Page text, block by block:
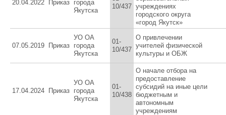
20.04.2022 Приказ
города
Якутска
10/437 учреждениях
городского округа
«город Якутск»
07.05.2019 Приказ
УО ОА
города
Якутска
01-
10/437
О привлечении
учителей физической
культуры и ОБЖ
17.04.2024 Приказ
УО ОА
города
Якутска
01-
10/438
О начале отбора на
предоставление
субсидий на иные цели
бюджетным и
автономным
учреждениям